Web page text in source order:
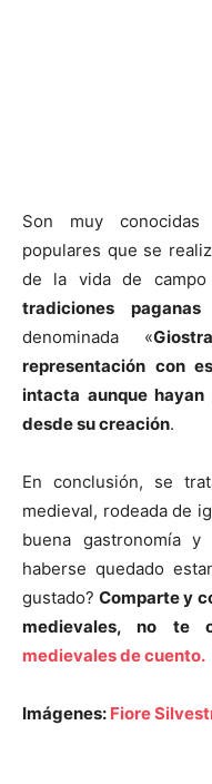
Son muy conocidas
populares que se
de la vida de campo
tradiciones
denominada «
representación con
intacta aunque
desde su creación.
En conclusión, se
medieval, rodeada de
buena gastronomía
haberse quedado
gustado?Comparte y
medievales, no te
medievales de cuento.
Imágenes: Fiore